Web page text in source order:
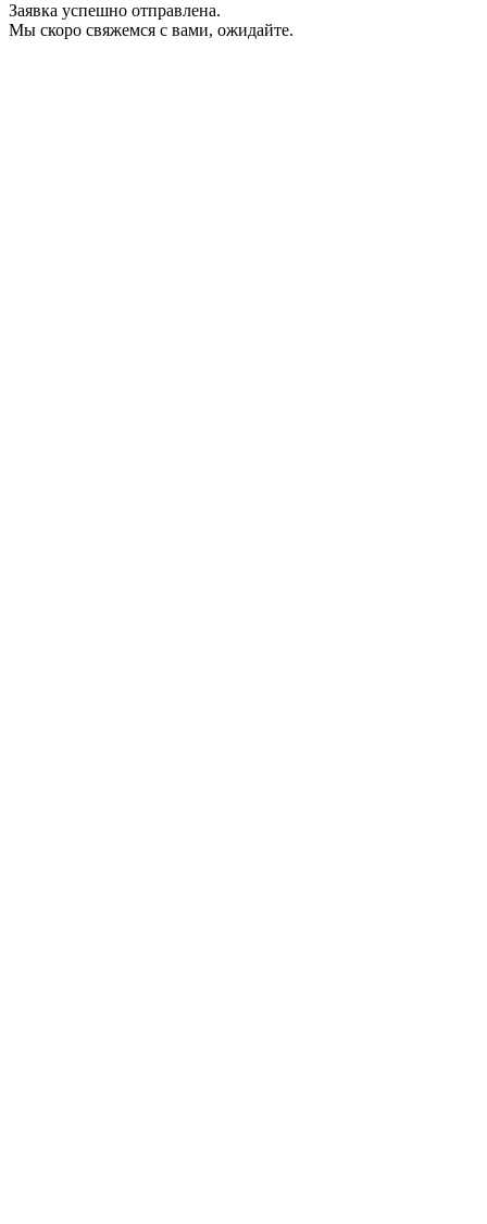
Заявка успешно отправлена.
Мы скоро свяжемся с вами, ожидайте.